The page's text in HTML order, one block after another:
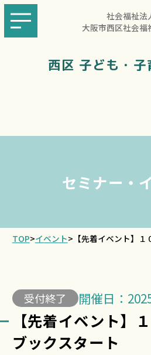
社会福祉法
大阪市西区社会福
西区 子ども・子
セミナー・
TOP>イベント> 【先着イベント】
受付終了 開催日：
【先着イベント】
ブックスタート